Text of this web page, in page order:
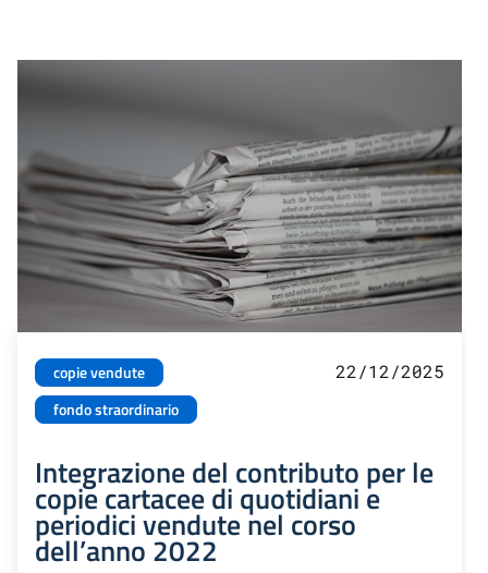
copie vendute
fondo straordinario
22/12/2025
Integrazione del contributo per le
copie cartacee di quotidiani e
periodici vendute nel corso
dell’anno 2022